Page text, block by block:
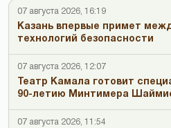
07 августа 2026, 16:19
Казань впервые примет
технологий безопасности
07 августа 2026, 12:07
Театр Камала готовит
90-летию Минтимера
07 августа 2026, 11:54